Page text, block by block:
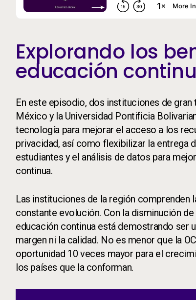
Explorando los
educación
En este episodio, dos instituciones de
México y la Universidad Pontificia
tecnología para mejorar el acceso a los
privacidad, así como flexibilizar la entrega
estudiantes y el análisis de datos para
continua.
Las instituciones de la región comprenden
constante evolución. Con la disminución
educación continua está demostrando ser
margen ni la calidad. No es menor que la
oportunidad 10 veces mayor para el
los países que la conforman.